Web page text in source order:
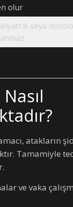
olur
veya
atakların
Tamamiyle
ve vaka